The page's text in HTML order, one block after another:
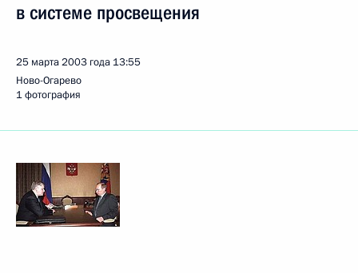
в системе просвещения
25 марта 2003 года 13:55
Ново-Огарево
1 фотография